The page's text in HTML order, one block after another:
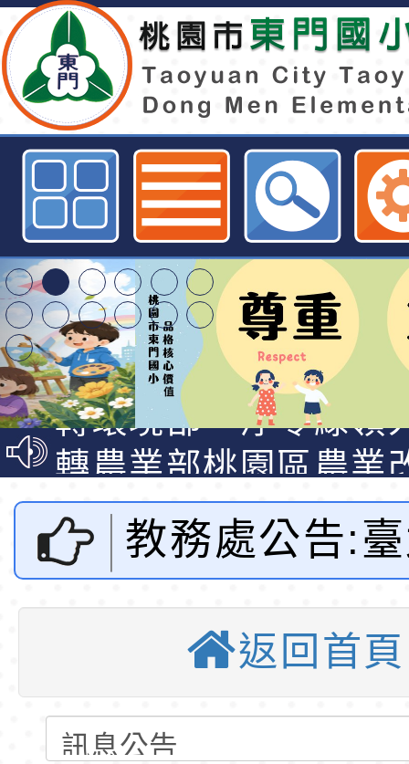
臺北市立文獻館舉辦「114年臺北
蹟研習營」-桃園市東門國小全球資
清華光罩教學專業論
動時代中的好老師：
教師韌性
轉環境部「淨零綠領
程」
轉農業部桃園區農業
「115年食農教育專
訓練課程」，歡迎已
育專業人員資格者報
錄取公告-桃園市桃
民小學115學年度「
理人員」甄選
東門國小115學年度
梯特教代課教師甄選
公告(尚有缺額)
錄取公告-桃園市桃
民小學115學年度「
班教師助理員」甄選
東門國小115學年度
梯特教代理教師甄選
公告(尚有缺額)
東門國小附設幼兒園
第1學期第2梯代理教
東門國小115學年度
教務處公告:
文獻館舉辦
臺北學系列
蹟研習營」-
返回首頁